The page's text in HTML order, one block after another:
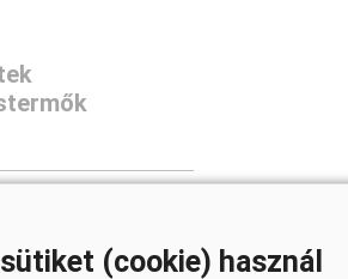
(cookie) használ